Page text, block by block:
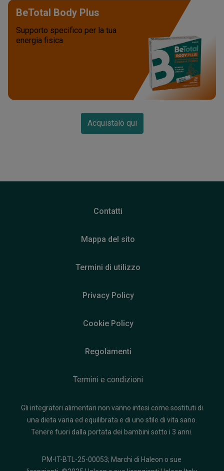
BeTotal Body Plus
Supporto specifico per la tua
energia fisica
Acquistalo qui
Contatti
Mappa del sito
Termini di utilizzo
Privacy Policy
Cookie Policy
Regolamenti
Termini e condizioni
Gli integratori alimentari non vanno intesi come sostituti di
una dieta varia ed equilibrata e di uno stile di vita sano.
Tenere fuori dalla portata dei bambini sotto i 3 anni.
PM-IT-BTL-25-00053; Marchi di Haleon o sue